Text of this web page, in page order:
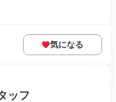
気になる
ッフ